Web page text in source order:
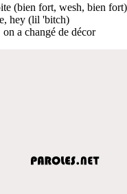
(bien fort, wesh, bien
hey (lil 'bitch)
a changé de décor